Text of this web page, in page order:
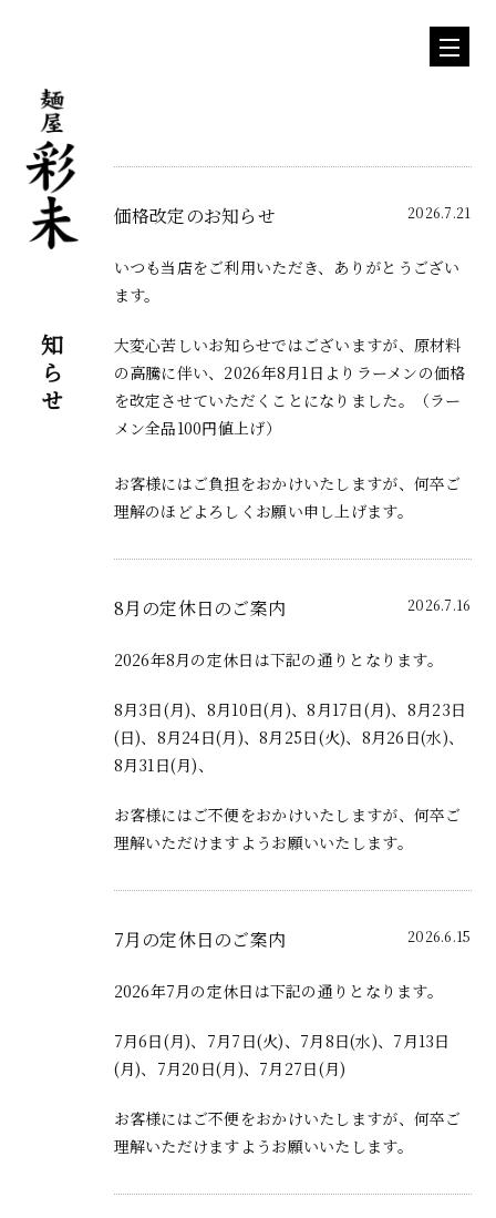
お知らせ
2026.7.21
価格改定のお知らせ
いつも当店をご利用いただき、ありがとうござい
ます。
大変心苦しいお知らせではございますが、原材料
の高騰に伴い、 2026年8月1日よりラーメンの価格
を改定させていただくことになりました。（ラー
メン全品100円値上げ）
お客様にはご負担をおかけいたしますが、 何卒ご
理解のほどよろしくお願い申し上げます。
2026.7.16
8月の定休日のご案内
2026年8月の定休日は下記の通りとなります。
8月3日(月)、8月10日(月)、8月17日(月)、8月23日
(日)、8月24日(月)、8月25日(火)、8月26日(水)、
8月31日(月)、
お客様にはご不便をおかけいたしますが、何卒ご
理解いただけますようお願いいたします。
2026.6.15
7月の定休日のご案内
2026年7月の定休日は下記の通りとなります。
7月6日(月)、7月7日(火)、7月8日(水)、7月13日
(月)、7月20日(月)、7月27日(月)
お客様にはご不便をおかけいたしますが、何卒ご
理解いただけますようお願いいたします。